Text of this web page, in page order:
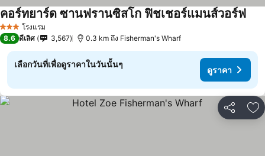
3 ดาว โรงแรม
คอร์ทยาร์ด ซานฟรานซิสโก ฟิชเชอร์แมนส์วอร์ฟดูรา
8.6 ดีเลิศ 3,567 0.3 km ถึง Fisherman's Wharf
เลือกวันที่เพื่อดูราคาในวันนั้นๆ
ดูราคา
แชร์ เ